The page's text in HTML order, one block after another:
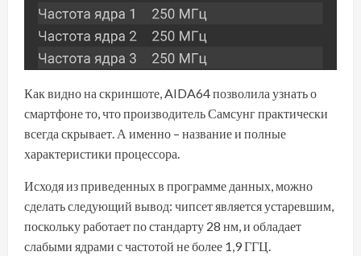
Как видно на скриншоте, AIDA64 позволила узнать о
смартфоне то, что производитель Самсунг практически
всегда скрывает. А именно – название и полные
характеристики процессора.
Исходя из приведенных в программе данных, можно
сделать следующий вывод: чипсет является устаревшим,
поскольку работает по стандарту 28 нм, и обладает
слабыми ядрами с частотой не более 1,9 ГГЦ.